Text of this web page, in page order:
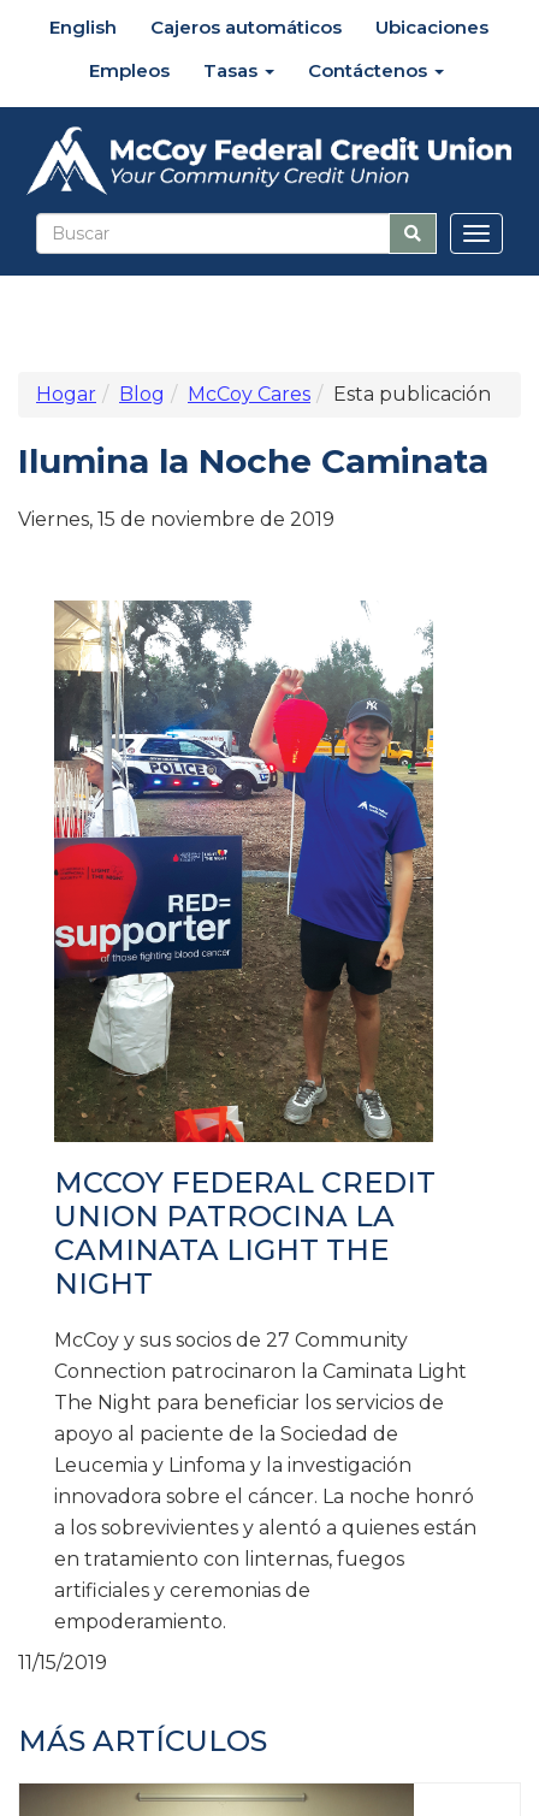
English Cajeros automáticos
Ubicaciones
Empleos
Tasas Contáctenos
Hogar Blog McCoy Cares Esta publicación
Ilumina la Noche Caminata
Viernes, 15 de noviembre de 2019
MCCOY FEDERAL CREDIT
UNION PATROCINA LA
CAMINATA LIGHT THE
NIGHT
McCoy y sus socios de 27 Community
Connection patrocinaron la Caminata Light
The Night para beneficiar los servicios de
apoyo al paciente de la Sociedad de
Leucemia y Linfoma y la investigación
innovadora sobre el cáncer. La noche honró
a los sobrevivientes y alentó a quienes están
en tratamiento con linternas, fuegos
artificiales y ceremonias de
empoderamiento.
11/15/2019
MÁS ARTÍCULOS